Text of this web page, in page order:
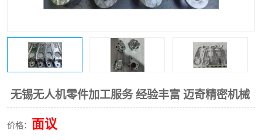
无锡无人机零件加工服务 经验丰富 迈奇精密机械
价格： 面议